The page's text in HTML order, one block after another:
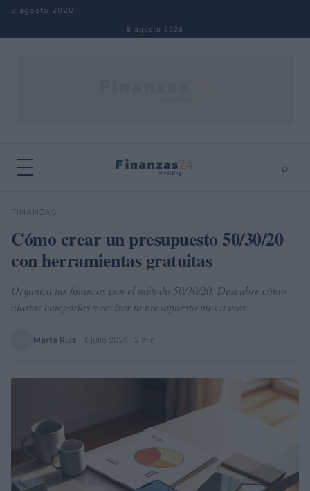
Saltar al contenido
8 agosto 2026
8 agosto 2026
⌕
Buscar
FINANZAS
Cómo crear un presupuesto 50/30/20
con herramientas gratuitas
Organiza tus finanzas con el método 50/30/20. Descubre cómo
ajustar categorías y revisar tu presupuesto mes a mes.
Marta Ruiz 4 julio 2026 · 2 min